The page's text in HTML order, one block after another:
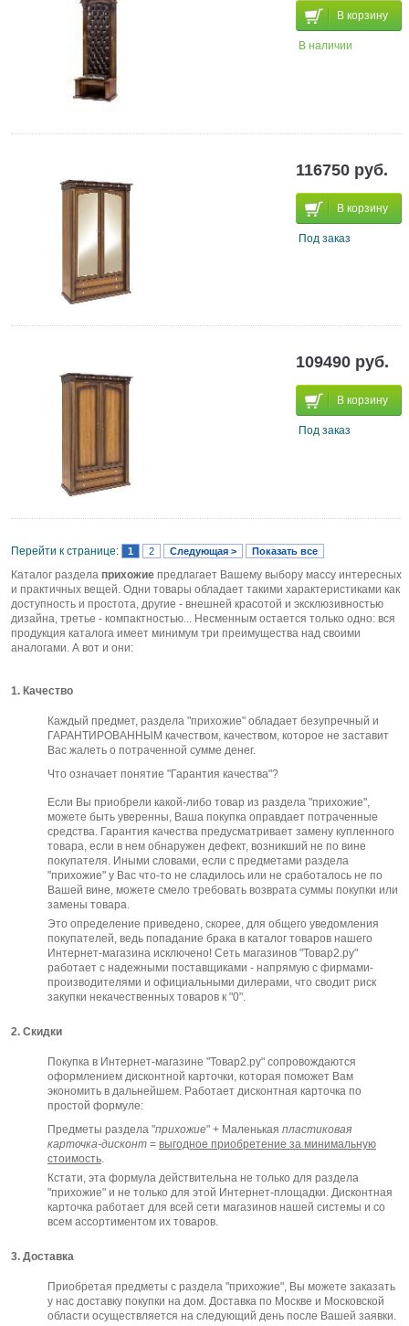
В корзину
В наличии
116750 руб.
В корзину
Под заказ
109490 руб.
В корзину
Под заказ
Перейти к странице: 1 2 Следующая > Показать все
Каталог раздела прихожие предлагает Вашему выбору массу интересных
и практичных вещей. Одни товары обладает такими характеристиками как
доступность и простота, другие - внешней красотой и эксклюзивностью
дизайна, третье - компактностью... Несменным остается только одно: вся
продукция каталога имеет минимум три преимущества над своими
аналогами. А вот и они:
1. Качество
Каждый предмет, раздела "прихожие" обладает безупречный и
ГАРАНТИРОВАННЫМ качеством, качеством, которое не заставит
Вас жалеть о потраченной сумме денег.
Что означает понятие "Гарантия качества"?
Если Вы приобрели какой-либо товар из раздела "прихожие",
можете быть уверенны, Ваша покупка оправдает потраченные
средства. Гарантия качества предусматривает замену купленного
товара, если в нем обнаружен дефект, возникший не по вине
покупателя. Иными словами, если с предметами раздела
"прихожие" у Вас что-то не сладилось или не сработалось не по
Вашей вине, можете смело требовать возврата суммы покупки или
замены товара.
Это определение приведено, скорее, для общего уведомления
покупателей, ведь попадание брака в каталог товаров нашего
Интернет-магазина исключено! Сеть магазинов "Товар2.ру"
работает с надежными поставщиками - напрямую с фирмами-
производителями и официальными дилерами, что сводит риск
закупки некачественных товаров к "0".
2. Скидки
Покупка в Интернет-магазине "Товар2.ру" сопровождаются
оформлением дисконтной карточки, которая поможет Вам
экономить в дальнейшем. Работает дисконтная карточка по
простой формуле:
Предметы раздела "прихожие" + Маленькая пластиковая
карточка-дисконт = выгодное приобретение за минимальную
стоимость.
Кстати, эта формула действительна не только для раздела
"прихожие" и не только для этой Интернет-площадки. Дисконтная
карточка работает для всей сети магазинов нашей системы и со
всем ассортиментом их товаров.
3. Доставка
Приобретая предметы с раздела "прихожие", Вы можете заказать
у нас доставку покупки на дом. Доставка по Москве и Московской
области осуществляется на следующий день после Вашей заявки.